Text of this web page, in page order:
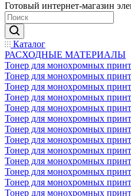
Готовый интернет-магазин
Каталог
РАСХОДНЫЕ МАТЕРИАЛЫ
Тонер для монохромных
Тонер для монохромных
Тонер для монохромных
Тонер для монохромных
Тонер для монохромных
Тонер для монохромных
Тонер для монохромных
Тонер для монохромных
Тонер для монохромных
Тонер для монохромных
Тонер для монохромных
Тонер для монохромных
Тонер для монохромных